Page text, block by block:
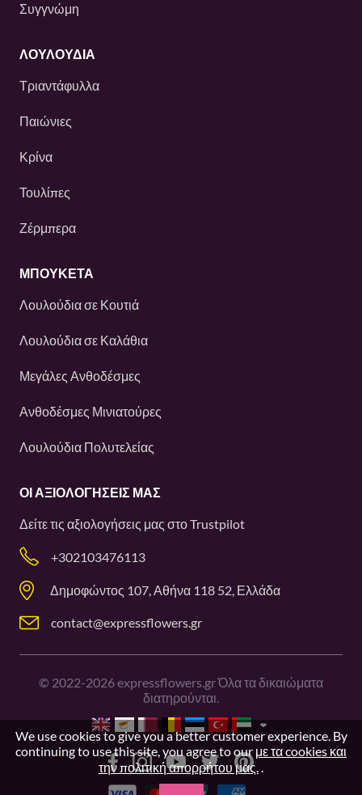
Συγγνώμη
ΛΟΥΛΟΎΔΙΑ
Τριαντάφυλλα
Παιώνιες
Κρίνα
Τουλίπες
Ζέρμπερα
ΜΠΟΥΚΕΤΑ
Λουλούδια σε Κουτιά
Λουλούδια σε Καλάθια
Μεγάλες Ανθοδέσμες
Ανθοδέσμες Μινιατούρες
Λουλούδια Πολυτελείας
ΟΙ ΑΞΙΟΛΟΓΉΣΕΙΣ ΜΑΣ
Δείτε τις αξιολογήσεις μας στοTrustpilot
+302103476113
Δημοφώντος 107, Αθήνα 118 52, Ελλάδα
contact@expressflowers.gr
© 2022-2026expressflowers.gr Όλα τα δικαιώματα
διατηρούνται.
We use cookies to give you a better customer experience. By
continuing to use this site, you agree to our με τα cookies και
την πολιτική απορρήτου μας..